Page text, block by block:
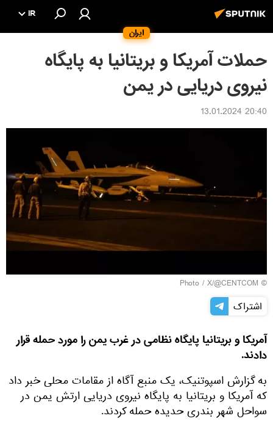
ایران
IR
حملات آمریکا و بریتانیا به پایگاه
نیروی دریایی در یمن
20:40 13.01.2024
© Photo /
X/@CENTCOM
اشتراک
آمریکا و بریتانیا پایگاه نظامی در غرب یمن را مورد حمله قرار
دادند.
به گزارش اسپوتنیک، یک منبع آگاه از مقامات محلی خبر داد
که آمریکا و بریتانیا به پایگاه نیروی دریایی ارتش یمن در
سواحل شهر بندری حدیده حمله کردند.